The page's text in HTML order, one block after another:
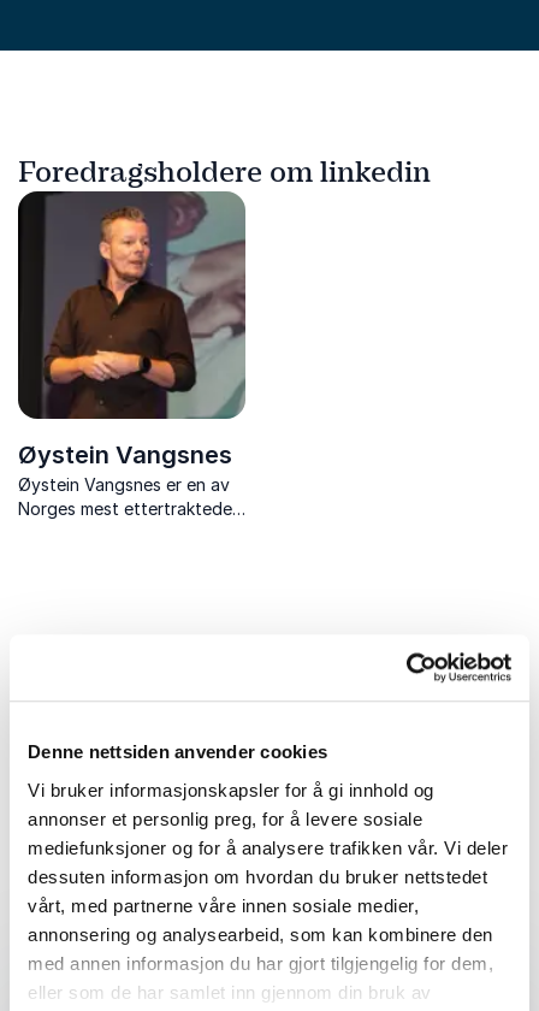
Denne nettsiden anvender cookies
Vi bruker informasjonskapsler for å gi innhold og
annonser et personlig preg, for å levere sosiale
mediefunksjoner og for å analysere trafikken vår. Vi deler
dessuten informasjon om hvordan du bruker nettstedet
vårt, med partnerne våre innen sosiale medier,
annonsering og analysearbeid, som kan kombinere den
med annen informasjon du har gjort tilgjengelig for dem,
eller som de har samlet inn gjennom din bruk av
Foredragsholdere om linkedin
Øystein Vangsnes
Øystein Vangsnes er en av
Norges mest ettertraktede
rådgivning for et vellykket
arrangement
Fyll ut kontaktskjemaet – vi tar kontakt med deg
veldig raskt!
Ditt navn*